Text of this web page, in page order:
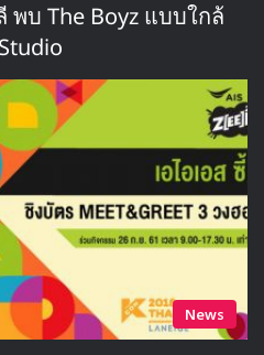
พบ The Boyz แบบใกล้
News